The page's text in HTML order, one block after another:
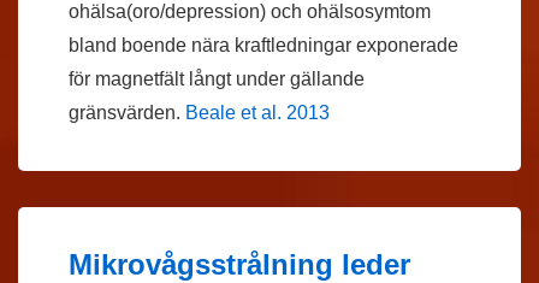
ohälsa(oro/depression) och ohälsosymtom
bland boende nära kraftledningar exponerade
för magnetfält långt under gällande
gränsvärden. Beale et al. 2013
Mikrovågsstrålning leder